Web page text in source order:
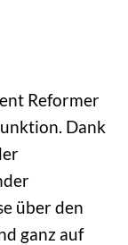
Reformer
Dank
über den
ganz auf